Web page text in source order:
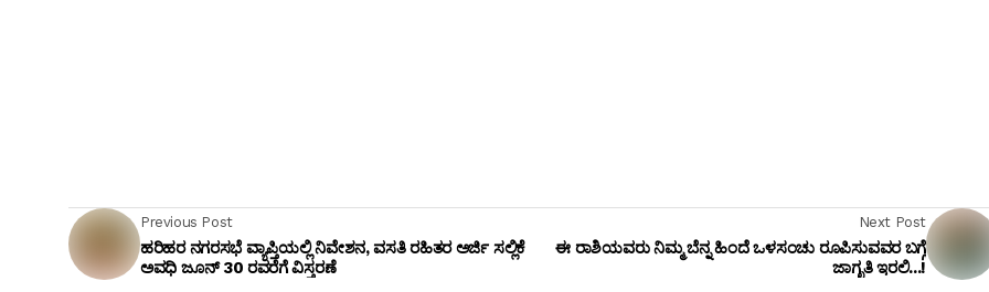
Previous Post
ಹರಿಹರ ನಗರಸಭೆ ವ್ಯಾಪ್ತಿಯಲ್ಲಿ ನಿವೇಶನ, ವಸತಿ ರಹಿತರ ಅರ್ಜಿ ಸಲ್ಲಿಕೆ
ಅವಧಿ ಜೂನ್ 30 ರವರೆಗೆ ವಿಸ್ತರಣೆ
Next Post
ಈ ರಾಶಿಯವರು ನಿಮ್ಮ ಬೆನ್ನ ಹಿಂದೆ ಒಳಸಂಚು ರೂಪಿಸುವವರ ಬಗ್ಗೆ
ಜಾಗೃತಿ ಇರಲಿ...!